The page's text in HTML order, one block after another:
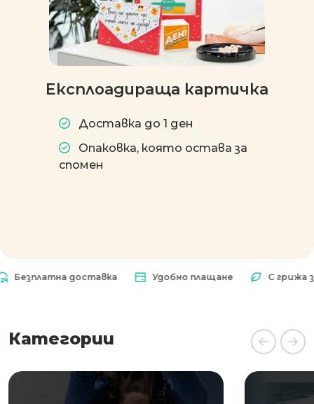
Експлоадираща картичка
Доставка до 1 ден
Опаковка, която остава за
спомен
доставка Удобно плащане С грижа за
Категории